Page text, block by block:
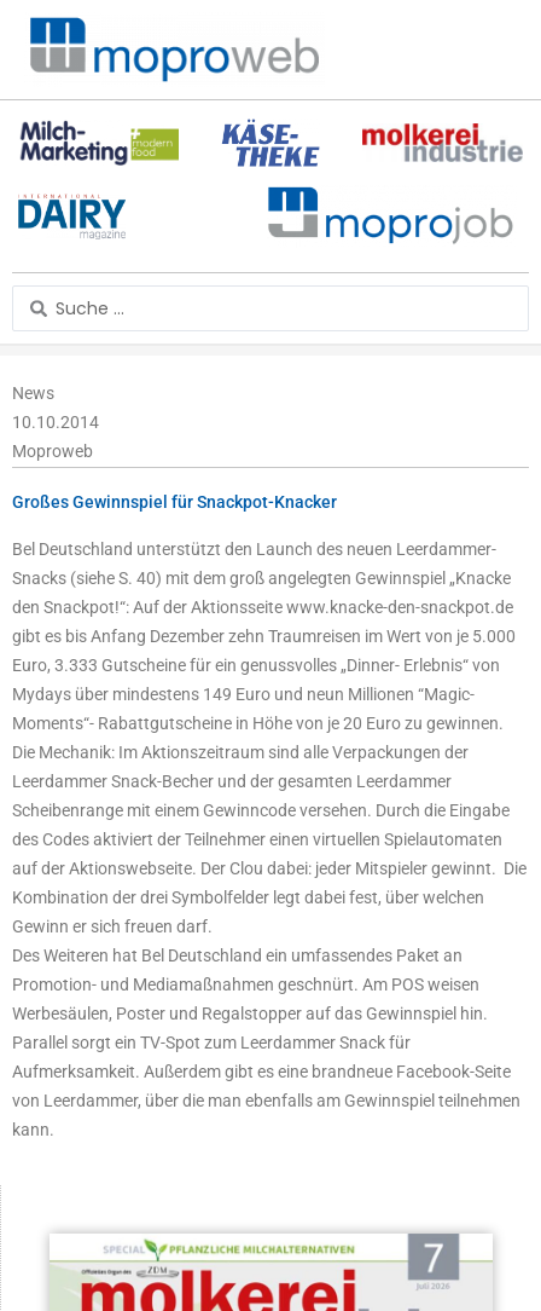
Zum
Inhalt
springen
Search
...
News
10.10.2014
Moproweb
Großes Gewinnspiel für Snackpot-Knacker
Bel Deutschland unterstützt den Launch des neuen Leerdammer-
Snacks (siehe S. 40) mit dem groß angelegten Gewinnspiel „Knacke
den Snackpot!“: Auf der Aktionsseite www.knacke-den-snackpot.de
gibt es bis Anfang Dezember zehn Traumreisen im Wert von je 5.000
Euro, 3.333 Gutscheine für ein genussvolles „Dinner- Erlebnis“ von
Mydays über mindestens 149 Euro und neun Millionen “Magic-
Moments“- Rabattgutscheine in Höhe von je 20 Euro zu gewinnen.
Die Mechanik: Im Aktionszeitraum sind alle Verpackungen der
Leerdammer Snack-Becher und der gesamten Leerdammer
Scheibenrange mit einem Gewinncode versehen. Durch die Eingabe
des Codes aktiviert der Teilnehmer einen virtuellen Spielautomaten
auf der Aktionswebseite. Der Clou dabei: jeder Mitspieler gewinnt. Die
Kombination der drei Symbolfelder legt dabei fest, über welchen
Gewinn er sich freuen darf.
Des Weiteren hat Bel Deutschland ein umfassendes Paket an
Promotion- und Mediamaßnahmen geschnürt. Am POS weisen
Werbesäulen, Poster und Regalstopper auf das Gewinnspiel hin.
Parallel sorgt ein TV-Spot zum Leerdammer Snack für
Aufmerksamkeit. Außerdem gibt es eine brandneue Facebook-Seite
von Leerdammer, über die man ebenfalls am Gewinnspiel teilnehmen
kann.